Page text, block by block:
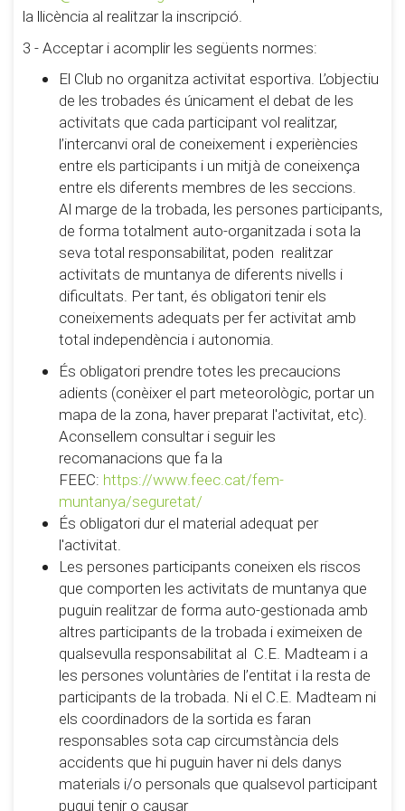
la llicència al realitzar la inscripció.
3 - Acceptar i acomplir les següents normes:
El Club no organitza activitat esportiva. L’objectiu
de les trobades és únicament el debat de les
activitats que cada participant vol realitzar,
l’intercanvi oral de coneixement i experiències
entre els participants i un mitjà de coneixença
entre els diferents membres de les seccions.
Al marge de la trobada, les persones participants,
de forma totalment auto-organitzada i sota la
seva total responsabilitat, poden realitzar
activitats de muntanya de diferents nivells i
dificultats. Per tant, és obligatori tenir els
coneixements adequats per fer activitat amb
total independència i autonomia.
És obligatori prendre totes les precaucions
adients (conèixer el part meteorològic, portar un
mapa de la zona, haver preparat l'activitat, etc).
Aconsellem consultar i seguir les
recomanacions que fa la
FEEC: https://www.feec.cat/fem-
muntanya/seguretat/
És obligatori dur el material adequat per
l'activitat.
Les persones participants coneixen els riscos
que comporten les activitats de muntanya que
puguin realitzar de forma auto-gestionada amb
altres participants de la trobada i eximeixen de
qualsevulla responsabilitat al C.E. Madteam i a
les persones voluntàries de l’entitat i la resta de
participants de la trobada. Ni el C.E. Madteam ni
els coordinadors de la sortida es faran
responsables sota cap circumstància dels
accidents que hi puguin haver ni dels danys
materials i/o personals que qualsevol participant
pugui tenir o causar